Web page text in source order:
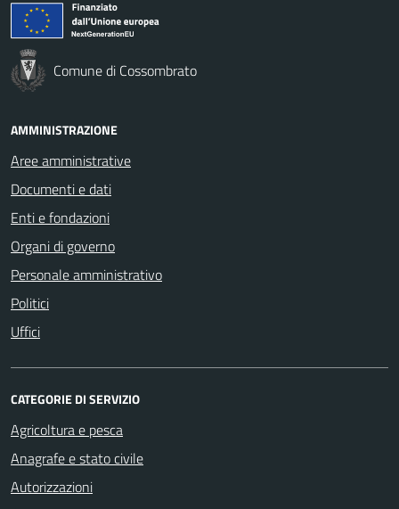
Comune di Cossombrato
AMMINISTRAZIONE
Aree amministrative
Documenti e dati
Enti e fondazioni
Organi di governo
Personale amministrativo
Politici
Uffici
CATEGORIE DI SERVIZIO
Agricoltura e pesca
Anagrafe e stato civile
Autorizzazioni